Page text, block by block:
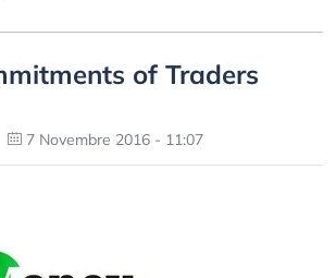
of Traders
7 Novembre 2016 - 11:07